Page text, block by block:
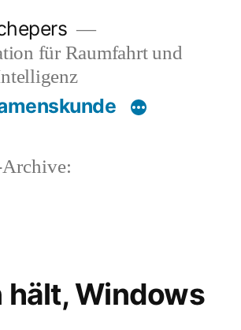
für Raumfahrt und
hält, Windows